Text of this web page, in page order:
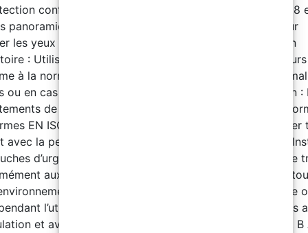
conformes à la norme EN ISO 374-1:2016+A1:2018
panoramiques conformes à la norme EN 166:2002 pour
les yeux et le visage contre les projections. Protection
: Utilisez un masque auto-filtrant pour gaz et vapeurs
à la norme EN 405:2002+A1:2010 dans les espaces mal
ou en cas de forte exposition. Vêtements de protection :
de travail résistant aux produits chimiques
EN ISO 6529:2013 et EN ISO 13688:2013 pour éviter
avec la peau. Stockage et mesures complémentaires :
d’urgence et des bains oculaires dans les zones de
aux normes ANSI Z358-1 et DIN 12 899. Évitez
Conseils d’hygiène : Ne pas manger, boire
l’utilisation. Lavez-vous soigneusement les mains
et avant de consommer des aliments. Composant B